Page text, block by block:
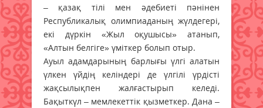
– қазақ тілі мен әдебиеті пәнінен
Республикалық олимпиаданың жүлдегері,
екі дүркін «Жыл оқушысы» атанып,
«Алтын белгіге» үміткер болып отыр.
Ауыл адамдарының барлығы үлгі алатын
үлкен үйдің келіндері де үлгілі үрдісті
жақсылықпен жалғастырып келеді.
Бақыткүл – мемлекеттік қызметкер. Дана –